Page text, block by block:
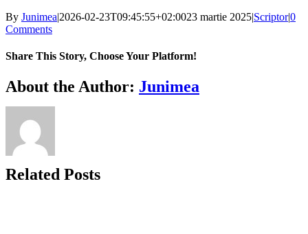
By Junimea|2026-02-23T09:45:55+02:0023 martie 2025|Scriptor|0
Comments
Share This Story, Choose Your Platform!
Facebook
X
Bluesky
Reddit
LinkedIn
WhatsApp
Telegram
Tumblr
Xing
Email
Copy
Link
About the Author: Junimea
Related Posts